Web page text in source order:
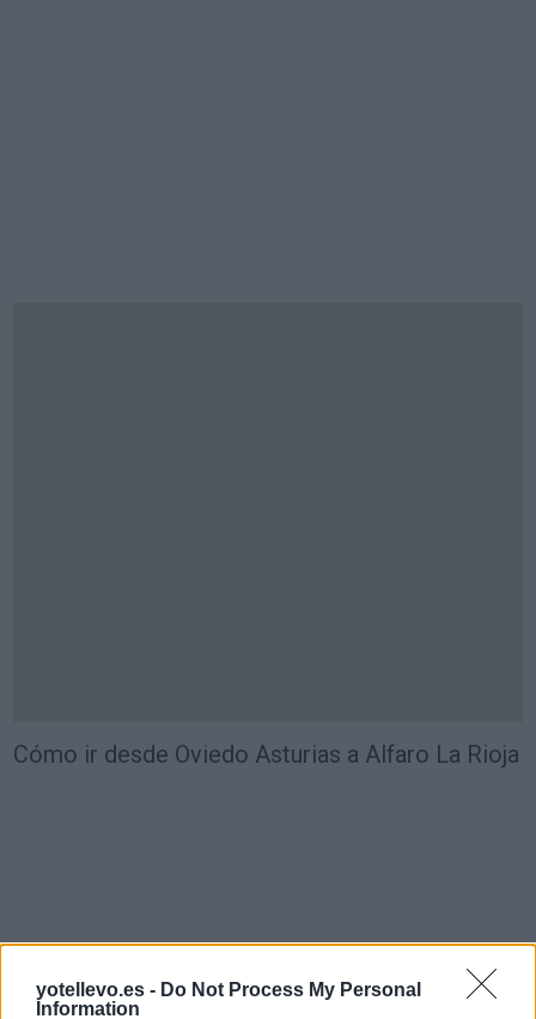
yotellevo.es - Do Not Process My Personal
Information
Cómo ir desde Oviedo Asturias a Alfaro La Rioja